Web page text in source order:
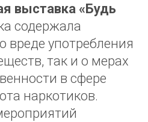
выставка «Будь
содержала
употребления
так и о мерах
в сфере
наркотиков.